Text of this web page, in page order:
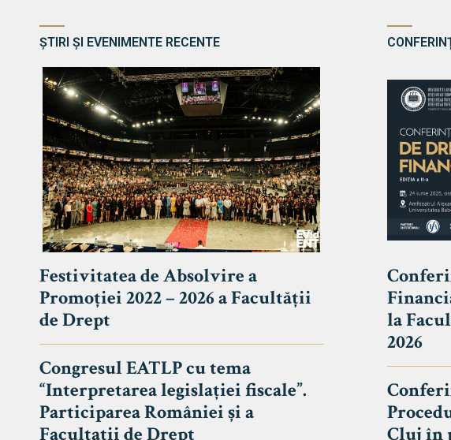
ȘTIRI ȘI EVENIMENTE RECENTE
Festivitatea de Absolvire a
Promoției 2022 – 2026 a Facultății
de Drept
Congresul EATLP cu tema
“Interpretarea legislației fiscale”.
Participarea României și a
Facultații de Drept
la
2026
Cluj în